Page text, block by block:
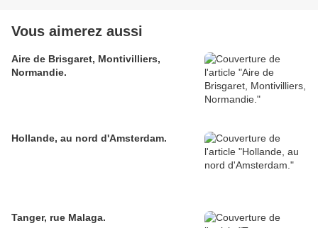
Vous aimerez aussi
Aire de Brisgaret, Montivilliers,
Normandie.
Hollande, au nord d'Amsterdam.
Tanger, rue Malaga.